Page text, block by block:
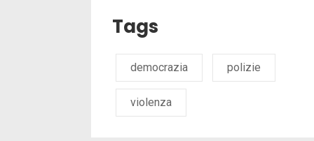
Tags
democrazia polizie
violenza